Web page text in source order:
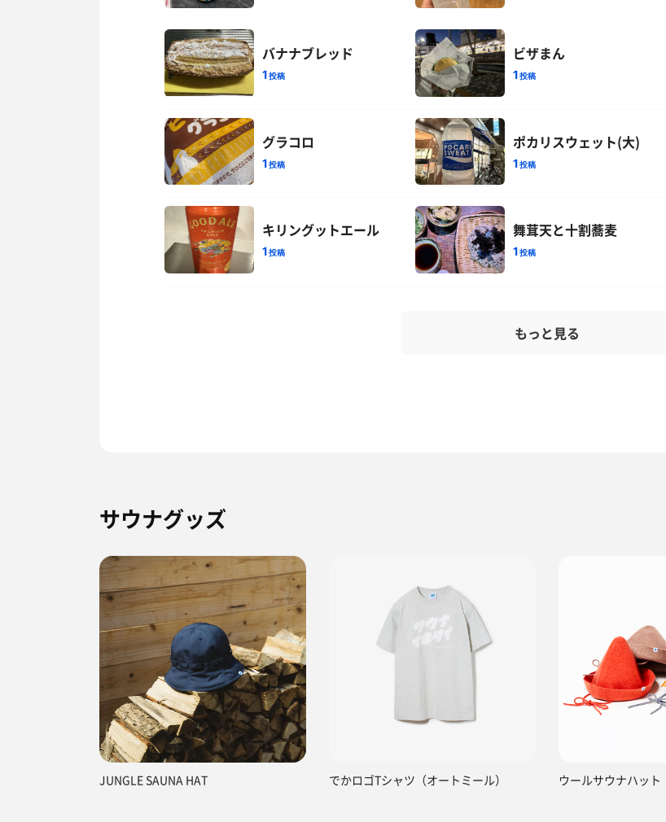
バナナブレッド
1投稿
ビザまん
1投稿
グラコロ
1投稿
ポカリスウェット(大)
1投稿
キリングットエール
1投稿
舞茸天と十割蕎麦
1投稿
もっと見る
サウナグッズ
JUNGLE SAUNA HAT でかロゴTシャツ（オートミール） ウールサウナハット